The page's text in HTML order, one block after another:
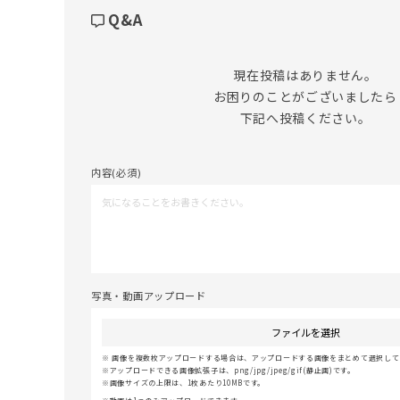
Q&A
現在投稿はありません。
お困りのことがございましたら
下記へ投稿ください。
内容(必須)
写真・動画アップロード
ファイルを選択
画像を複数枚アップロードする場合は、アップロードする画像をまとめて選択し
アップロードできる画像拡張子は、png/jpg/jpeg/gif(静止画)です。
画像サイズの上限は、1枚あたり10MBです。